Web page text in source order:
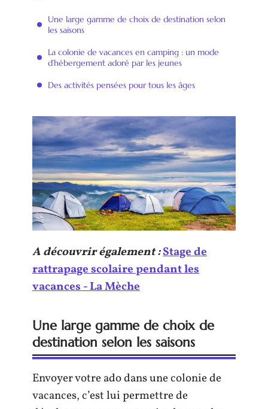
Une large gamme de choix de destination selon
les saisons
La colonie de vacances en camping : un mode
d’hébergement adoré par les jeunes
Des activités pensées pour tous les âges
A découvrir également :Stage de
rattrapage scolaire pendant les
vacances - La Mèche
Une large gamme de choix de
destination selon les saisons
Envoyer votre ado dans une colonie de
vacances, c’est lui permettre de